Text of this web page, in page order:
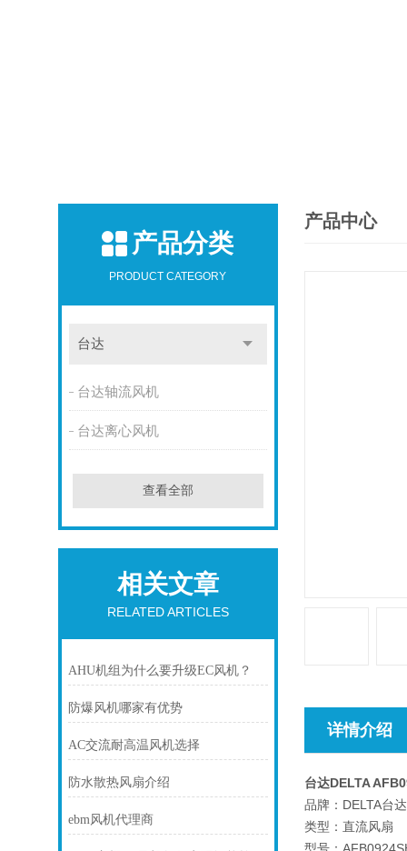
产品分类
PRODUCT CATEGORY
台达
台达轴流风机
台达离心风机
查看全部
相关文章
RELATED ARTICLES
AHU机组为什么要升级EC风机？
防爆风机哪家有优势
AC交流耐高温风机选择
防水散热风扇介绍
ebm风机代理商
产品中心
详情介绍
台达DELTA
品牌：DELTA台达
类型：直流风扇